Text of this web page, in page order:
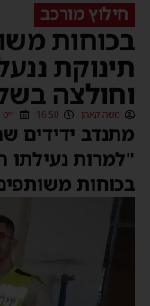
חילוץ מורכב
בכוחות
תינוקת
וחולצה
משה קאהן 16:50 י״ט
מתנדב ידידים
"למרות נעילתו
בכוחות